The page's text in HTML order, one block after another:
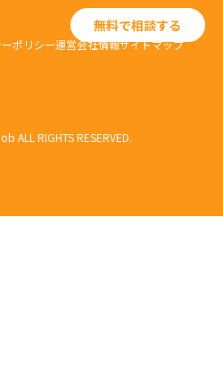
無料で相談する
ポリシー運営会社情報サイトマップ
ALL RIGHTS RESERVED.